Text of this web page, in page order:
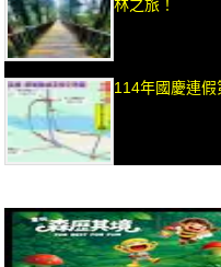
林之旅！
114年國慶連